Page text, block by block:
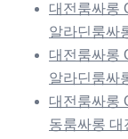
대전룸싸롱
알라딘룸싸
대전룸싸롱
알라딘룸싸
대전룸싸롱
동룸싸롱 대